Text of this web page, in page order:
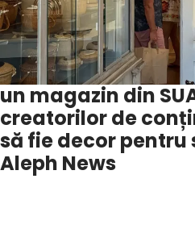
un magazin din
creatorilor de
să fie decor pentru
Aleph News